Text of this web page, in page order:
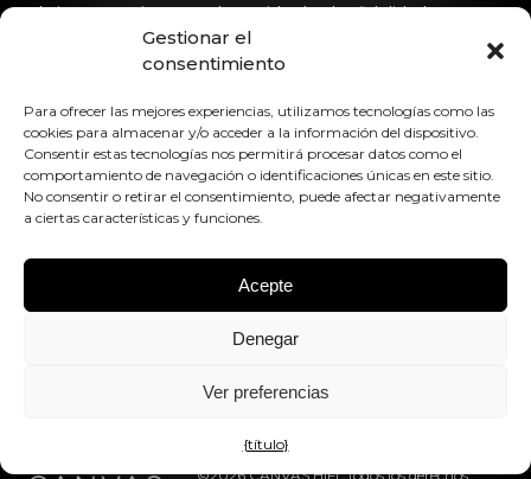
Gestionar el
consentimiento
Para ofrecer las mejores experiencias, utilizamos tecnologías como las
cookies para almacenar y/o acceder a la información del dispositivo.
Consentir estas tecnologías nos permitirá procesar datos como el
comportamiento de navegación o identificaciones únicas en este sitio.
No consentir o retirar el consentimiento, puede afectar negativamente
a ciertas características y funciones.
Acepte
Denegar
Ver preferencias
{título}
obtiene con sistemas de sonido de alta fidelidad
hello@canvashifi.com Llame al +45 29 75 00 45
CANVAS HiFi ApS
Flade Engvej 4
Número de IVA:DK43519425
©2026 CANVAS HiFi. Todos los derechos